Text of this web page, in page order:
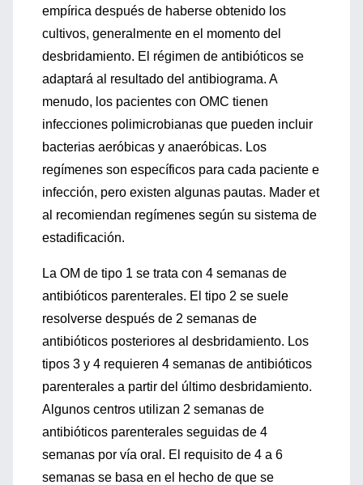
empírica después de haberse obtenido los
cultivos, generalmente en el momento del
desbridamiento. El régimen de antibióticos se
adaptará al resultado del antibiograma. A
menudo, los pacientes con OMC tienen
infecciones polimicrobianas que pueden incluir
bacterias aeróbicas y anaeróbicas. Los
regímenes son específicos para cada paciente e
infección, pero existen algunas pautas. Mader et
al recomiendan regímenes según su sistema de
estadificación.
La OM de tipo 1 se trata con 4 semanas de
antibióticos parenterales. El tipo 2 se suele
resolverse después de 2 semanas de
antibióticos posteriores al desbridamiento. Los
tipos 3 y 4 requieren 4 semanas de antibióticos
parenterales a partir del último desbridamiento.
Algunos centros utilizan 2 semanas de
antibióticos parenterales seguidas de 4
semanas por vía oral. El requisito de 4 a 6
semanas se basa en el hecho de que se